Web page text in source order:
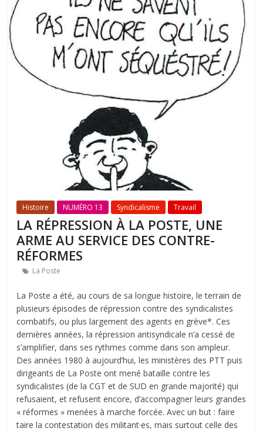
Histoire NUMÉRO 13 Syndicalisme Travail
LA RÉPRESSION À LA POSTE, UNE
ARME AU SERVICE DES CONTRE-
RÉFORMES
La Poste
La Poste a été, au cours de sa longue histoire, le terrain de
plusieurs épisodes de répression contre des syndicalistes
combatifs, ou plus largement des agents en grève*. Ces
dernières années, la répression antisyndicale n’a cessé de
s’amplifier, dans ses rythmes comme dans son ampleur.
Des années 1980 à aujourd’hui, les ministères des PTT puis
dirigeants de La Poste ont mené bataille contre les
syndicalistes (de la CGT et de SUD en grande majorité) qui
refusaient, et refusent encore, d’accompagner leurs grandes
« réformes » menées à marche forcée. Avec un but : faire
taire la contestation des militant·es, mais surtout celle des